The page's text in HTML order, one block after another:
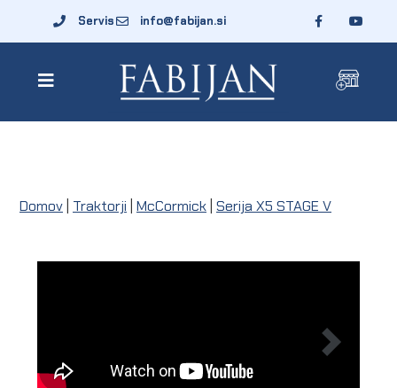
Servis info@fabijan.si
Domov Traktorji McCormick Serija X5 STAGE V